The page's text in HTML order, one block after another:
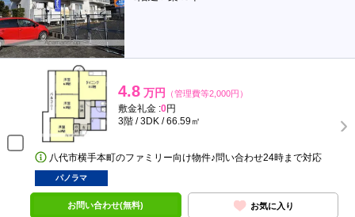
4.8 万円 （管理費等2,000円）
敷金礼金 :0円
3階 / 3DK / 66.59㎡
八代市横手本町のファミリー向け物件♪問い合わせ24時まで対応
パノラマ
お問い合わせ(無料) お気に入り